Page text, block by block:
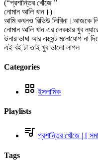
(“প্রশান্তির খোঁজে ”
নোমান আলি খান।)
আমি কখনও রিভিউ লিখিনা।আজকে
নোমান আলি খান এর লেকচার খুব
উনার ভাষা আর এক্সেন্ট মনোযোগ না
এই বই টা তাই খুব ভালো লাগল
Categories
ইসলামিক
Playlists
প্রশান্তির খোঁজে | [
Tags